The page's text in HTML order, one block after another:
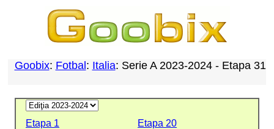
Goobix: Fotbal : Italia: Serie A 2023-2024 - Etapa 31
Etapa 1
Etapa 20